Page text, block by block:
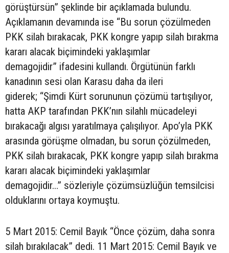
görüştürsün” şeklinde bir açıklamada bulundu.
Açıklamanın devamında ise “Bu sorun çözülmeden
PKK silah bırakacak, PKK kongre yapıp silah bırakma
kararı alacak biçimindeki yaklaşımlar
demagojidir” ifadesini kullandı. Örgütünün farklı
kanadının sesi olan Karasu daha da ileri
giderek; “Şimdi Kürt sorununun çözümü tartışılıyor,
hatta AKP tarafından PKK’nın silahlı mücadeleyi
bırakacağı algısı yaratılmaya çalışılıyor. Apo’yla PKK
arasında görüşme olmadan, bu sorun çözülmeden,
PKK silah bırakacak, PKK kongre yapıp silah bırakma
kararı alacak biçimindeki yaklaşımlar
demagojidir…” sözleriyle çözümsüzlüğün temsilcisi
olduklarını ortaya koymuştu.
5 Mart 2015: Cemil Bayık “Önce çözüm, daha sonra
silah bırakılacak” dedi. 11 Mart 2015: Cemil Bayık ve